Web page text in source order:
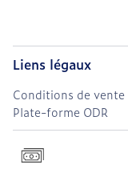
Liens légaux
Conditions de vente
Plate-forme ODR